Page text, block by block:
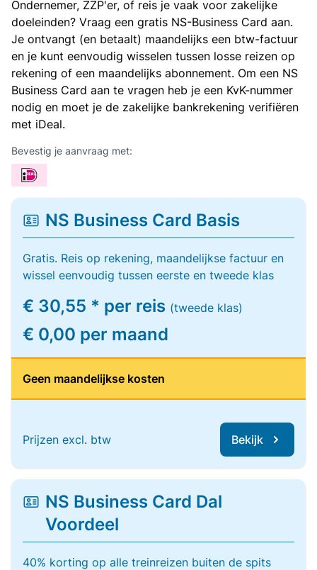
Ondernemer, ZZP'er, of reis je vaak voor zakelijke
doeleinden? Vraag een gratis NS-Business Card aan.
Je ontvangt (en betaalt) maandelijks een btw-factuur
en je kunt eenvoudig wisselen tussen losse reizen op
rekening of een maandelijks abonnement. Om een NS
Business Card aan te vragen heb je een KvK-nummer
nodig en moet je de zakelijke bankrekening verifiëren
met iDeal.
Bevestig je aanvraag met:
NS Business Card Basis
Gratis. Reis op rekening, maandelijkse factuur en
wissel eenvoudig tussen eerste en tweede klas
€ 30,55 * per reis (tweede klas)
€ 0,00 per maand
Geen maandelijkse kosten
Prijzen excl. btw Bekijk
NS Business Card Dal
Voordeel
40% korting op alle treinreizen buiten de spits